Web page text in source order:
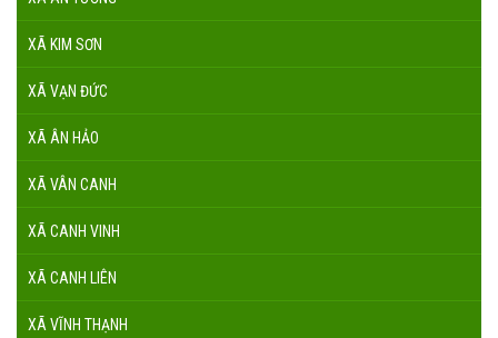
XÃ KIM SƠN
XÃ VẠN ĐỨC
XÃ ÂN HẢO
XÃ VÂN CANH
XÃ CANH VINH
XÃ CANH LIÊN
XÃ VĨNH THẠNH